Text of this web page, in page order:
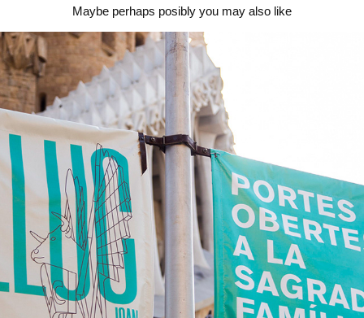
Maybe perhaps posibly you may also like
2019 Sagrada Família Open Day